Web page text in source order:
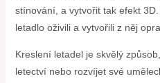
stínování, a vytvořit tak efekt
letadlo oživili a vytvořili z něj
Kreslení letadel je skvělý
letectví nebo rozvíjet své